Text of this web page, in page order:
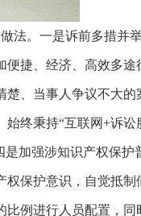
。一是诉前多措并
捷、经济、高效多途
、当事人争议不大
终秉持“互联网+诉
加强涉知识产权保
保护意识，自觉抵
例进行人员配置，同